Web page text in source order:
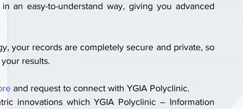
an easy-to-understand way, giving you advanced
your records are completely secure and private, so
results.
and request to connect with YGIA Polyclinic.